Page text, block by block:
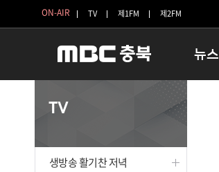
ON-AIR TV 제1FM 제2FM
뉴스
TV
생방송 활기찬 저녁